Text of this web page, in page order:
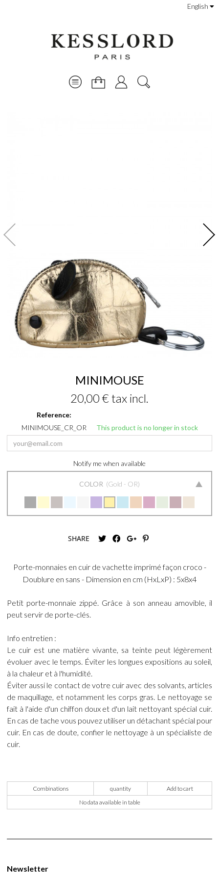
English
MINIMOUSE
20,00 € tax incl.
Reference:
MINIMOUSE_CR_OR
This product is no longer in stock
Notify me when available
COLOR Gold - OR
SHARE
Porte-monnaies en cuir de vachette imprimé façon croco -
Doublure en sans - Dimension en cm (HxLxP) : 5x8x4
Petit porte-monnaie zippé. Grâce à son anneau amovible, il
peut servir de porte-clés.
Info entretien :
Le cuir est une matière vivante, sa teinte peut légèrement
évoluer avec le temps. Éviter les longues expositions au soleil,
à la chaleur et à l'humidité.
Éviter aussi le contact de votre cuir avec des solvants, articles
de maquillage, et notamment les corps gras. Le nettoyage se
fait à l'aide d'un chiffon doux et d'un lait nettoyant spécial cuir.
En cas de tache vous pouvez utiliser un détachant spécial pour
cuir. En cas de doute, confier le nettoyage à un spécialiste de
cuir.
Combinations quantity
Add to cart
No data available in table
Newsletter